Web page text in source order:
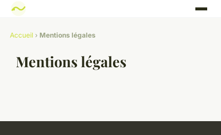
Accueil › Mentions légales
Mentions légales